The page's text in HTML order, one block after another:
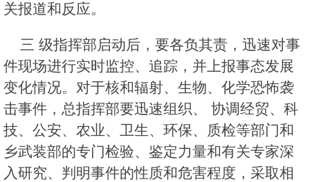
关报道和反应。
三 级指挥部启动后，要各负其责，迅速对事
件现场进行实时监控、追踪，并上报事态发展
变化情况。对于核和辐射、生物、化学恐怖袭
击事件，总指挥部要迅速组织、 协调经贸、科
技、公安、农业、卫生、环保、质检等部门和
乡武装部的专门检验、鉴定力量和有关专家深
入研究、判明事件的性质和危害程度，采取相